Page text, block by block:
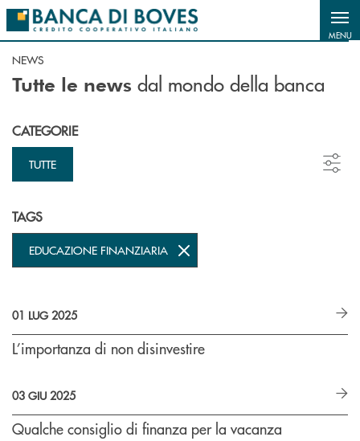
Salta al contenuto principale
MENU
NEWS
Tutte le news dal mondo della banca
CATEGORIE
TUTTE
TAGS
EDUCAZIONE FINANZIARIA
01 LUG 2025
L’importanza di non disinvestire
03 GIU 2025
Qualche consiglio di finanza per la vacanza